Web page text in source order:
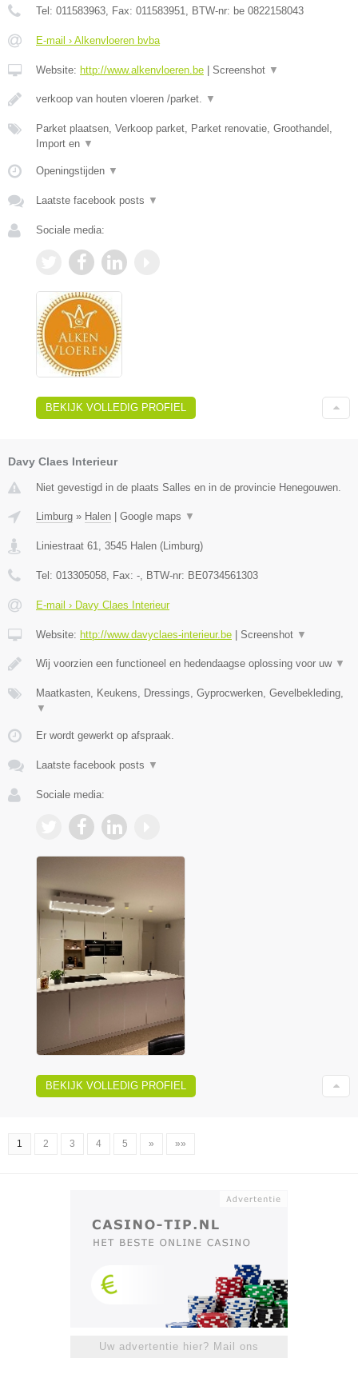
Tel: 011583963, Fax: 011583951, BTW-nr: be 0822158043
E-mail › Alkenvloeren bvba
Website: http://www.alkenvloeren.be Screenshot ▼
verkoop van houten vloeren /parket. ▼
Parket plaatsen, Verkoop parket, Parket renovatie, Groothandel,
Import en ▼
Openingstijden ▼
Laatste facebook posts ▼
Sociale media:
BEKIJK VOLLEDIG PROFIEL
Davy Claes Interieur
Niet gevestigd in de plaats Salles en in de provincie Henegouwen.
Limburg » Halen Google maps ▼
Liniestraat 61, 3545 Halen (Limburg)
Tel: 013305058, Fax: -, BTW-nr: BE0734561303
E-mail › Davy Claes Interieur
Website: http://www.davyclaes-interieur.be Screenshot ▼
Wij voorzien een functioneel en hedendaagse oplossing voor uw ▼
Maatkasten, Keukens, Dressings, Gyprocwerken, Gevelbekleding,
▼
Er wordt gewerkt op afspraak.
Laatste facebook posts ▼
Sociale media:
BEKIJK VOLLEDIG PROFIEL
1 2 3 4 5 » »»
Uw advertentie hier? Mail ons